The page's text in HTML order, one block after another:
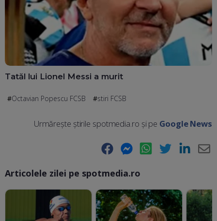
Tatăl lui Lionel Messi a murit
Octavian Popescu FCSB stiri FCSB
Urmărește știrile spotmedia.ro și pe Google News
Facebook Messenger WhatsApp Twitter LinkedIn
Articolele zilei pe spotmedia.ro